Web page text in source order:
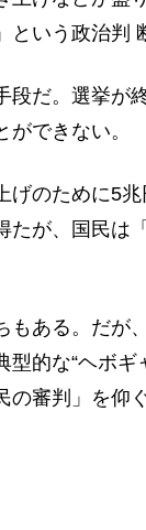
いう政治判
段だ。選挙が
できない。
げのために5
が、国民は
もある。だが
的な“ヘボギ
の審判」を仰